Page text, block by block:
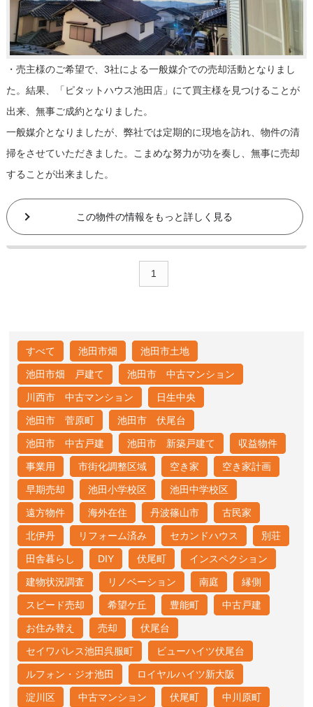
・売主様のご希望で、3社による一般媒介での売却活動となりまし
た。結果、「ピタットハウス池田店」にて買主様を見つけることが
出来、無事ご成約となりました。
一般媒介となりましたが、弊社では定期的に現地を訪れ、物件の清
掃をさせていただきました。こまめな努力が功を奏し、無事に売却
することが出来ました。
この物件の情報をもっと詳しく見る
1
すべて 池田市畑 池田市土地
池田市畑 戸建て 池田市 中古マンション
川西市 中古マンション 日生中央
池田市 菅原町 池田市 伏尾台
池田市 中古戸建 池田市 新築戸建て 収益物件
事業用 市街化調整区域 空き家 空き家計画
早期売却 池田小学校区 池田中学校区
遠方物件 海外在住 丹波篠山市 古民家
北伊丹 リフォーム済み セカンドハウス 別荘
田舎暮らし DIY 伏尾町 インスペクション
建物状況調査 リノベーション 南庭 縁側
スピード売却 希望ケ丘 豊能町 中古戸建
お住み替え 売却 伏尾台
セイワパレス池田呉服町 ビューハイツ伏尾台
ルフォン・ジオ池田 ロイヤルハイツ新大阪
淀川区 中古マンション 伏尾町 中川原町